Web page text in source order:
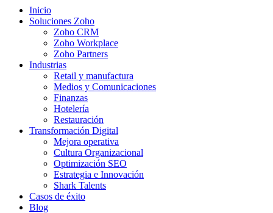
Inicio
Soluciones Zoho
Zoho CRM
Zoho Workplace
Zoho Partners
Industrias
Retail y manufactura
Medios y Comunicaciones
Finanzas
Hotelería
Restauración
Transformación Digital
Mejora operativa
Cultura Organizacional
Optimización SEO
Estrategia e Innovación
Shark Talents
Casos de éxito
Blog